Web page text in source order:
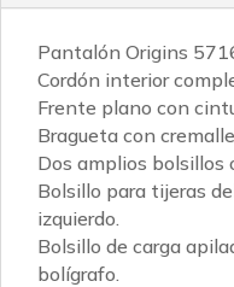
Pantalón Origins
Cordón interior
Frente plano con
Bragueta con
Dos amplios bolsillos
Bolsillo para tijeras
izquierdo.
Bolsillo de carga
bolígrafo.